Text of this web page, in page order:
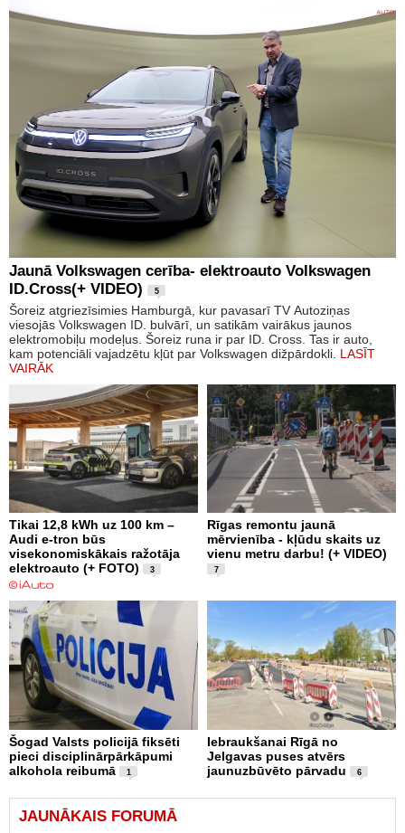
Jaunā Volkswagen cerība- elektroauto Volkswagen
ID.Cross(+ VIDEO)
5
Šoreiz atgriezīsimies Hamburgā, kur pavasarī TV Autoziņas
viesojās Volkswagen ID. bulvārī, un satikām vairākus jaunos
elektromobiļu modeļus. Šoreiz runa ir par ID. Cross. Tas ir auto,
kam potenciāli vajadzētu kļūt par Volkswagen dižpārdokli. LASĪT
VAIRĀK
Tikai 12,8 kWh uz 100 km –
Audi e-tron būs
visekonomiskākais ražotāja
elektroauto (+ FOTO)
3
Rīgas remontu jaunā
mērvienība - kļūdu skaits uz
vienu metru darbu! (+ VIDEO)
7
Šogad Valsts policijā fiksēti
pieci disciplinārpārkāpumi
alkohola reibumā
1
Iebraukšanai Rīgā no
Jelgavas puses atvērs
jaunuzbūvēto pārvadu
6
JAUNĀKAIS FORUMĀ